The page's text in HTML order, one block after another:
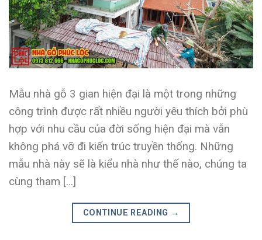
Mẫu nhà gỗ 3 gian hiện đại là một trong những
công trình được rất nhiều người yêu thích bởi phù
hợp với nhu cầu của đời sống hiện đại mà vẫn
không phá vỡ đi kiến trúc truyền thống. Những
mẫu nhà này sẽ là kiểu nhà như thế nào, chúng ta
cùng tham […]
CONTINUE READING →